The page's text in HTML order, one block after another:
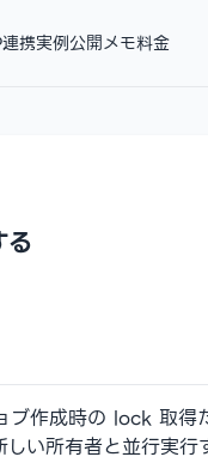
携実例公開メモ料金
る
作成時の lock 取
所有者と並行実行